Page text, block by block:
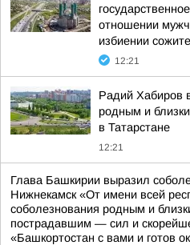
отношении
избиении
12:21
Радий Хабиров
родным и
в Татарстане
12:21
Глава Башкирии выразил
Нижнекамск «От имени всей
соболезнования родным и
пострадавшим — сил и
«Башкортостан с вами и готов